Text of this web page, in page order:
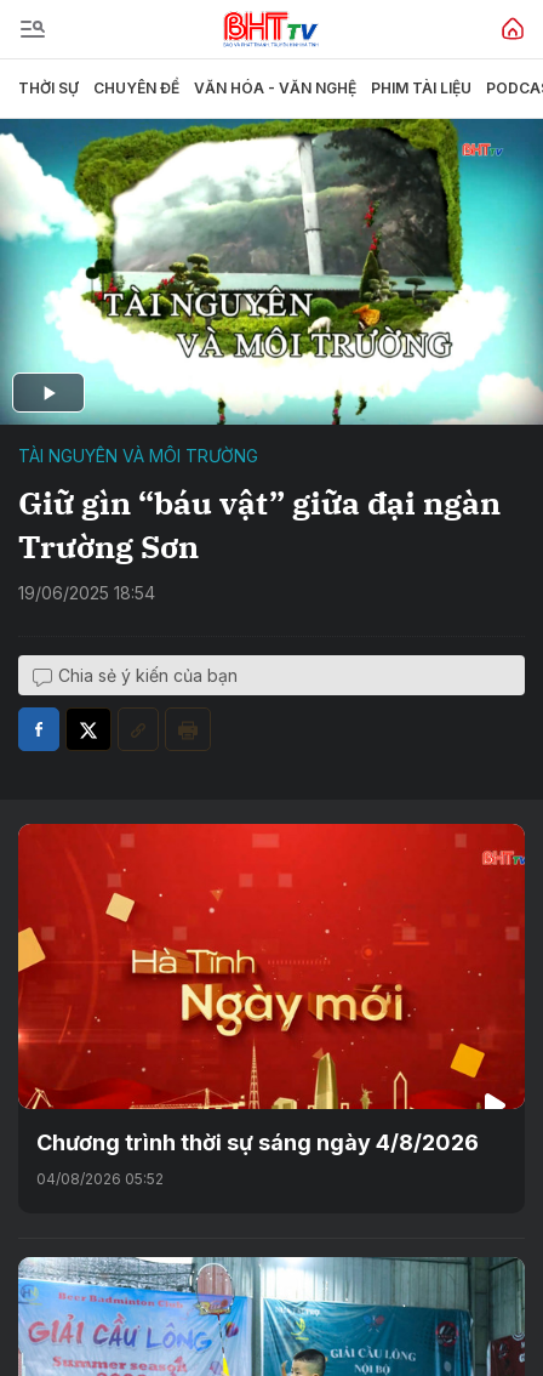
THỜI SỰ CHUYÊN ĐỀ VĂN HÓA - VĂN NGHỆ PHIM TÀI LIỆU
TÀI NGUYÊN VÀ MÔI TRƯỜNG
Giữ gìn “báu vật” giữa đại ngàn
Trường Sơn
19/06/2025 18:54
Chia sẻ ý kiến của bạn
Chương trình thời sự sáng ngày 4/8/2026
04/08/2026 05:52